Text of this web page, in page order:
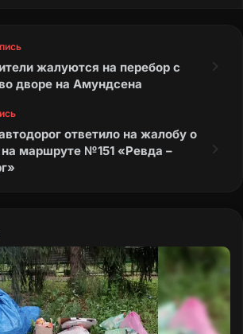
жалуются на перебор с
дворе на Амундсена
ответило на жалобу о
маршруте №151 «Ревда –